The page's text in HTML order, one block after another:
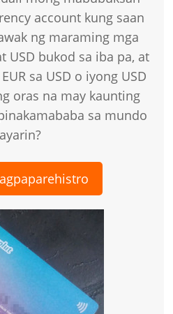
account kung saan
ng maraming mga
USD bukod sa iba pa, at
sa USD o iyong USD
oras na may kaunting
sa mundo